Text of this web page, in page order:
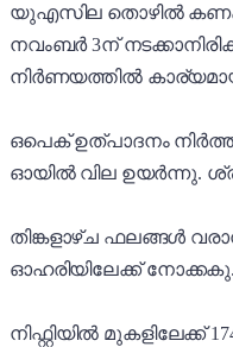
യുഎസില തൊഴിൽ
നവംബർ 3ന്
നിർണയത്തിൽ
ഒപെക് ഉത്പാദനം
ഓയിൽ വില ഉയർന്നു.
തിങ്കളാഴ്ച ഫലങ്ങൾ
ഓഹരിയിലേക്ക് നോക്കകു.
നിഫ്റ്റിയിൽ മുകളിലേക്ക്